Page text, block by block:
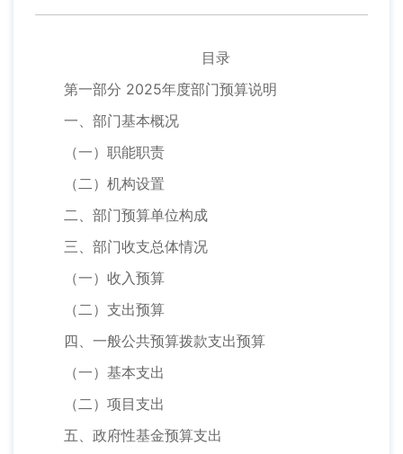
目录
第一部分 2025年度部门预算说明
一、部门基本概况
（一）职能职责
（二）机构设置
二、部门预算单位构成
三、部门收支总体情况
（一）收入预算
（二）支出预算
四、一般公共预算拨款支出预算
（一）基本支出
（二）项目支出
五、政府性基金预算支出